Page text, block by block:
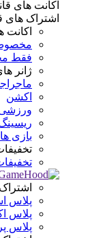
اکانت های
اشتراک های
اکانت
مخصوص
فقط
ژانر
اکشن
بازی
پلاس
پلاس
پلاس